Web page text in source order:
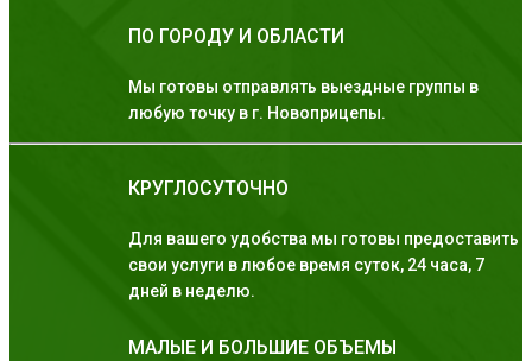
ПО ГОРОДУ И ОБЛАСТИ
Мы готовы отправлять выездные группы в
любую точку в г. Новоприцепы.
КРУГЛОСУТОЧНО
Для вашего удобства мы готовы предоставить
свои услуги в любое время суток, 24 часа, 7
дней в неделю.
МАЛЫЕ И БОЛЬШИЕ ОБЪЕМЫ